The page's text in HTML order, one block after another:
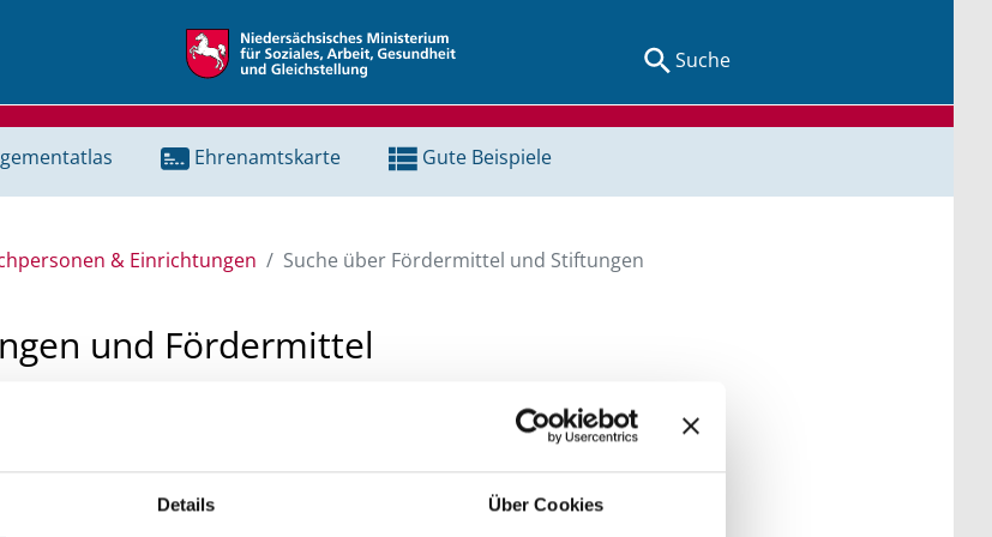
Details Über Cookies
Suche
Ehrenamtskarte Gute Beispiele
& Einrichtungen Suche über Fördermittel und Stiftungen
und Fördermittel
für ein Projekt oder ein Vorhaben? Hier können Sie direkt über